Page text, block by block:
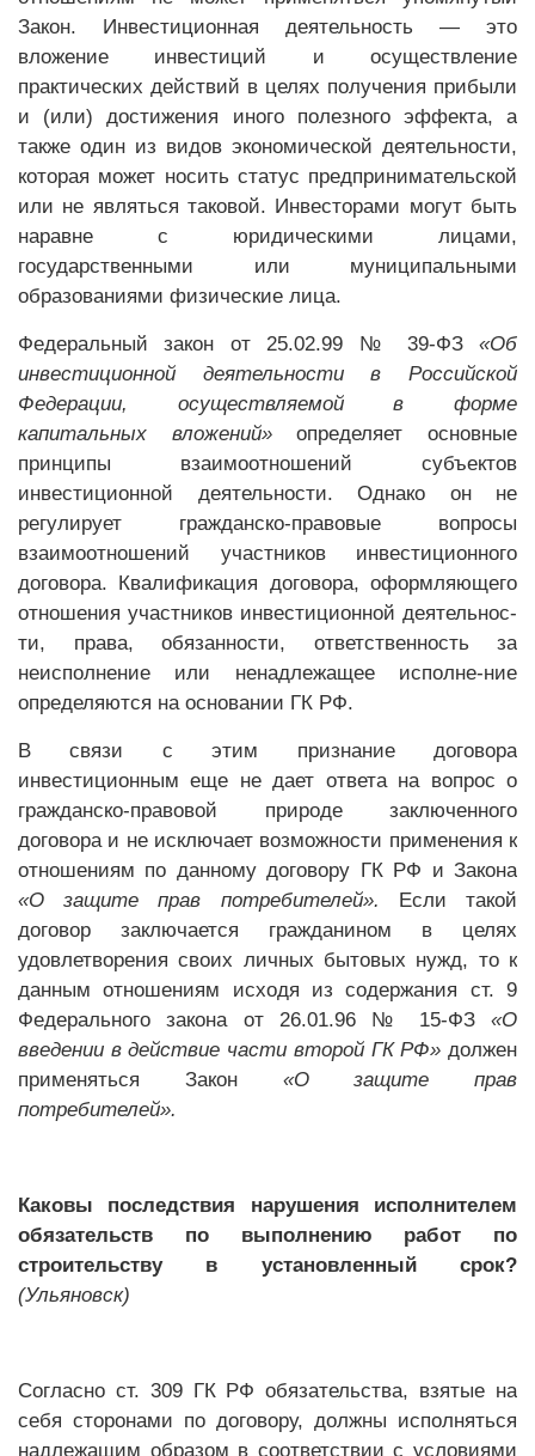
Закон. Инвестиционная деятельность — это
вложение инвестиций и осуществление
практических действий в целях получения прибыли
и (или) достижения иного полезного эффекта, а
также один из видов экономической деятельности,
которая может носить статус предпринимательской
или не являться таковой. Инвесторами могут быть
наравне с юридическими лицами,
государственными или муниципальными
образованиями физические лица.
Федеральный закон от 25.02.99 № 39-ФЗ «Об
инвестиционной деятельности в Российской
Федерации, осуществляемой в форме
капитальных вложений»определяет основные
принципы взаимоотношений субъектов
инвестиционной деятельности. Однако он не
регулирует гражданско-правовые вопросы
взаимоотношений участников инвестиционного
договора. Квалификация договора, оформляющего
отношения участников инвестиционной деятельнос-
ти, права, обязанности, ответственность за
неисполнение или ненадлежащее исполне-ние
определяются на основании ГК РФ.
В связи с этим признание договора
инвестиционным еще не дает ответа на вопрос о
гражданско-правовой природе заключенного
договора и не исключает возможности применения к
отношениям по данному договору ГК РФ и Закона
«О защите прав потребителей». Если такой
договор заключается гражданином в целях
удовлетворения своих личных бытовых нужд, то к
данным отношениям исходя из содержания ст. 9
Федерального закона от 26.01.96 № 15-ФЗ «О
введении в действие части второй ГК РФ» должен
применяться Закон «О защите прав
потребителей».
Каковы последствия нарушения исполнителем
обязательств по выполнению работ по
строительству в установленный срок?
(Ульяновск)
Согласно ст. 309 ГК РФ обязательства, взятые на
себя сторонами по договору, должны исполняться
надлежащим образом в соответствии с условиями